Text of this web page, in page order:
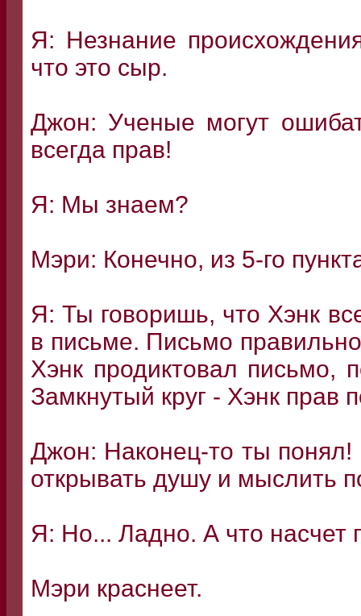
Я: Незнание
что это сыр.
Джон: Ученые могут
всегда прав!
Я: Мы знаем?
Мэри: Конечно, из 5-го
Я: Ты говоришь, что Хэнк
в письме. Письмо
Хэнк продиктовал письмо,
Замкнутый круг - Хэнк прав
Джон: Наконец-то ты понял!
открывать душу и мыслить
Я: Но... Ладно. А что насчет
Мэри краснеет.